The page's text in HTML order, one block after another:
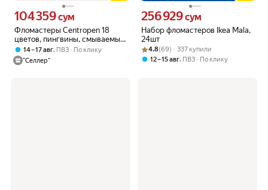
Фломастеры Centropen 18
цветов, пингвины, смываемые,
вентилируемый колпачок,
полибег (7790/18)
Цена 104359 сум вместо
104 359сум
14 – 17 авг, ПВЗ
По клику
"Селлер"
Набор фломастеров Ikea Mala,
24шт
Цена 256929 сум вместо
256 929сум
Рейтинг товара: 4.8 из 5
Оценок: (69) · 337 купили
4.8(69) · 337 купили
12 – 15 авг, ПВЗ По клику